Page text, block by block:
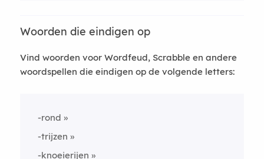
Woorden die eindigen op
Vind woorden voor Wordfeud, Scrabble en andere
woordspellen die eindigen op de volgende letters:
-rond
-trijzen
-knoeierijen